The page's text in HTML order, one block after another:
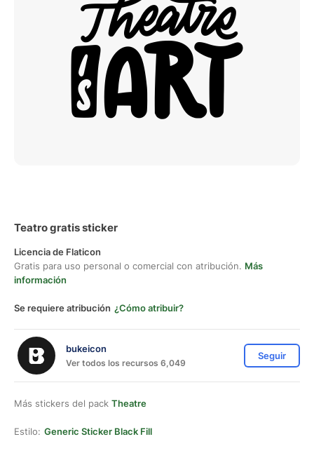
Teatro gratis sticker
Licencia de Flaticon
Gratis para uso personal o comercial con atribución. Más
información
Se requiere atribución ¿Cómo atribuir?
bukeicon
Ver todos los recursos 6,049
Seguir
Más stickers del pack Theatre
Estilo: Generic Sticker Black Fill